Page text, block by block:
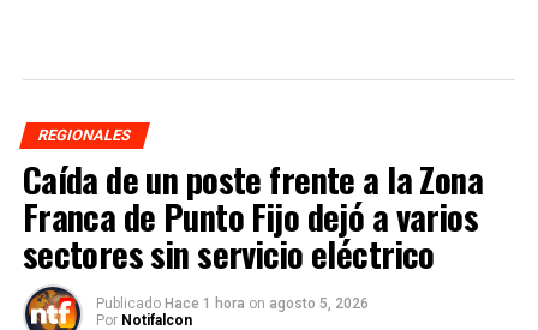
REGIONALES
Caída de un poste frente a la Zona
Franca de Punto Fijo dejó a varios
sectores sin servicio eléctrico
Publicado Hace 1 hora on agosto 5, 2026
Por Notifalcon